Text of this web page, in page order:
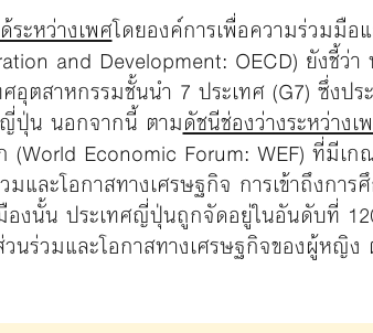
ระหว่างเพศโดยองค์การเพื่อความร่วมมือ
and Development: OECD) ยังชี้ว่า
ตสาหกรรมชั้นนํา 7 ประเทศ (G7) ซึ่งป
ปุ่น นอกจากนี้ ตามดัชนีช่องว่างระหว่าง
(World Economic Forum: WEF) ที่มีเ
และโอกาสทางเศรษฐกิจ การเข้าถึงกา
องนั้น ประเทศญี่ปุ่นถูกจัดอยู่ในอันดับที่
นร่วมและโอกาสทางเศรษฐกิจของผู้หญิ